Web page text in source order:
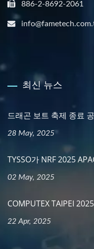
886-2-8692-2061
최신 뉴스
드래곤 보트 축제 종료
28 May, 2025
TYSSO가 NRF 2025
02 May, 2025
COMPUTEX TAIPEI
22 Apr, 2025